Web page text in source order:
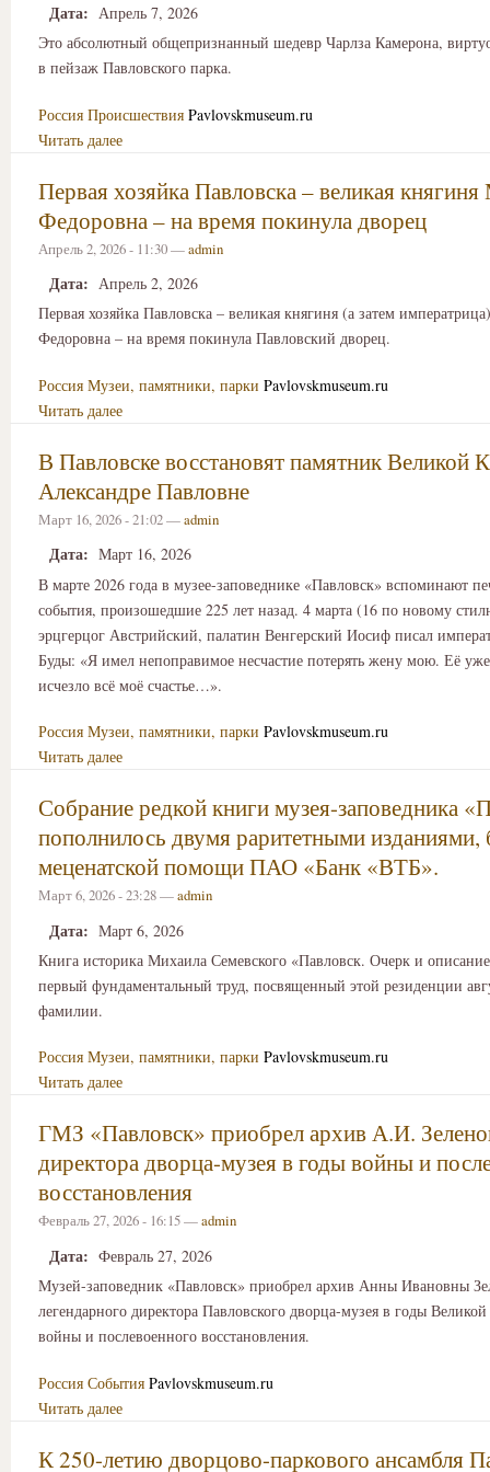
Дата: Апрель 7, 2026
Это абсолютный общепризнанный шедевр Чарлза Камерона,
в пейзаж Павловского парка.
Россия Происшествия Pavlovskmuseum.ru
Читать далее
Первая хозяйка Павловска – великая
Федоровна – на время покинула дворец
Апрель 2, 2026 - 11:30 —admin
Дата: Апрель 2, 2026
Первая хозяйка Павловска – великая княгиня (а затем
Федоровна – на время покинула Павловский дворец.
Россия Музеи, памятники, парки Pavlovskmuseum.ru
Читать далее
В Павловске восстановят памятник Великой
Александре Павловне
Март 16, 2026 - 21:02 —admin
Дата: Март 16, 2026
В марте 2026 года в музее-заповеднике «Павловск» вспоминают
события, произошедшие 225 лет назад. 4 марта (16 по новому
эрцгерцог Австрийский, палатин Венгерский Иосиф писал
Буды: «Я имел непоправимое несчастие потерять жену мою. Её
исчезло всё моё счастье…».
Россия Музеи, памятники, парки Pavlovskmuseum.ru
Читать далее
Собрание редкой книги музея-заповедника
пополнилось двумя раритетными изданиями,
меценатской помощи ПАО «Банк «ВТБ».
Март 6, 2026 - 23:28 —admin
Дата: Март 6, 2026
Книга историка Михаила Семевского «Павловск. Очерк и
первый фундаментальный труд, посвященный этой резиденции
фамилии.
Россия Музеи, памятники, парки Pavlovskmuseum.ru
Читать далее
ГМЗ «Павловск» приобрел архив А.И.
директора дворца-музея в годы войны и
восстановления
Февраль 27, 2026 - 16:15 —admin
Дата: Февраль 27, 2026
Музей-заповедник «Павловск» приобрел архив Анны Ивановны
легендарного директора Павловского дворца-музея в годы
войны и послевоенного восстановления.
Россия События Pavlovskmuseum.ru
Читать далее
К 250-летию дворцово-паркового ансамбля